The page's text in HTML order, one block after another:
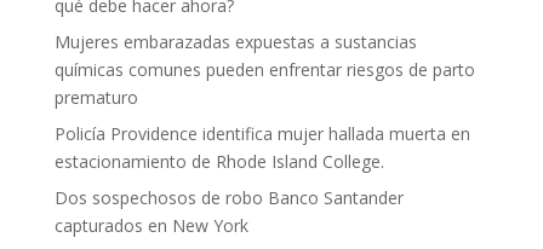
qué debe hacer ahora?
Mujeres embarazadas expuestas a sustancias
químicas comunes pueden enfrentar riesgos de parto
prematuro
Policía Providence identifica mujer hallada muerta en
estacionamiento de Rhode Island College.
Dos sospechosos de robo Banco Santander
capturados en New York